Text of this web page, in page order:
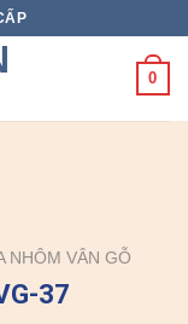
0
NHÔM VÂN GỖ
37